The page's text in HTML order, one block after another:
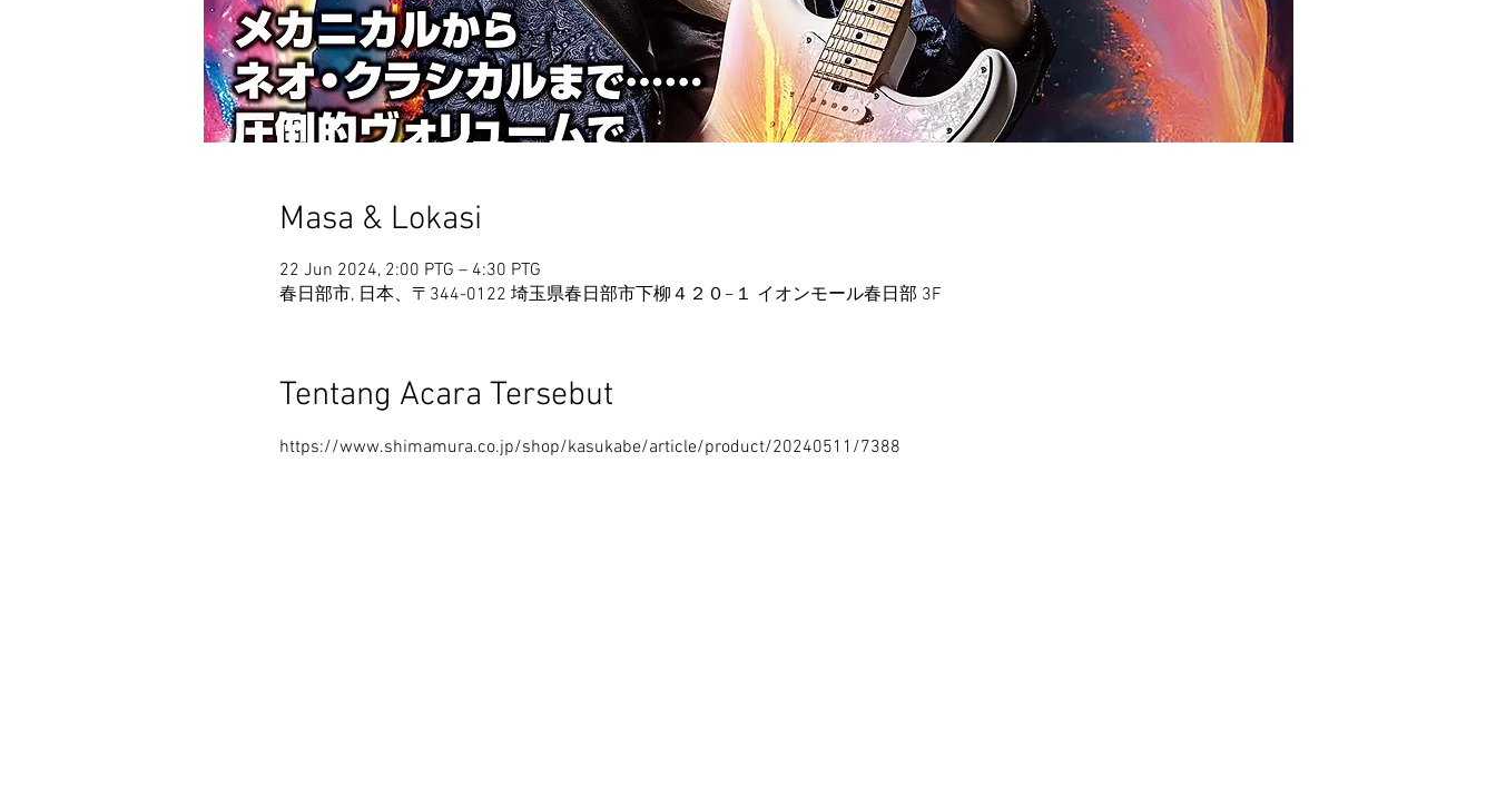
Masa & Lokasi
22 Jun 2024, 2:00 PTG – 4:30 PTG
春日部市, 日本、〒344-0122 埼玉県春日部市下柳４２０−１ イオンモール春日部 3F
Tentang Acara Tersebut
https://www.shimamura.co.jp/shop/kasukabe/article/product/20240511/7388